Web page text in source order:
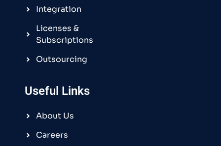
Useful Links
About Us
Careers
Integration
Licenses &
Subscriptions
Outsourcing